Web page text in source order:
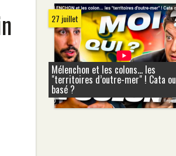
27 juillet
Mélenchon et les colons... les
"territoires d’outre-mer" ! Cata ou
basé ?